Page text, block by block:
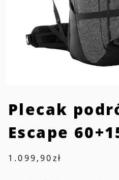
Plecak
Escape
1.099,90zł